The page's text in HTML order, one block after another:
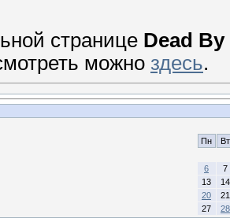
странице Dead
можно здесь.
Пн Вт
6
7
13
14
20
21
27
28